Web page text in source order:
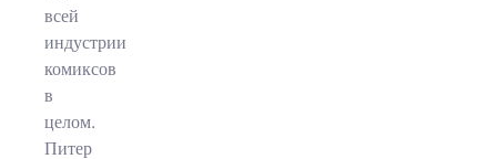
всей
индустрии
комиксов
в
целом.
Питер